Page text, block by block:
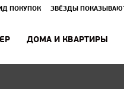
ПОКУПОК ЗВЁЗДЫ ПОКАЗЫВАЮТ
ДОМА И КВАРТИРЫ